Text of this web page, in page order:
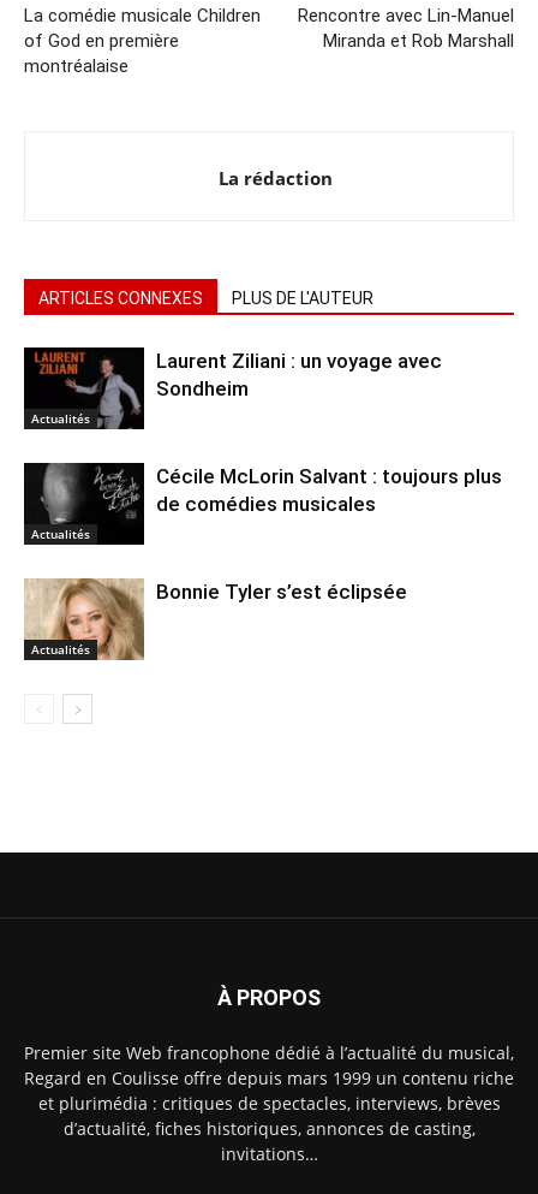
La comédie musicale Children
of God en première
montréalaise
Rencontre avec Lin-Manuel
Miranda et Rob Marshall
La rédaction
ARTICLES CONNEXES PLUS DE L'AUTEUR
Actualités
Laurent Ziliani : un voyage avec
Sondheim
Actualités
Cécile McLorin Salvant : toujours plus
de comédies musicales
Actualités
Bonnie Tyler s’est éclipsée
À PROPOS
Premier site Web francophone dédié à l’actualité du musical,
Regard en Coulisse offre depuis mars 1999 un contenu riche
et plurimédia : critiques de spectacles, interviews, brèves
d’actualité, fiches historiques, annonces de casting,
invitations…